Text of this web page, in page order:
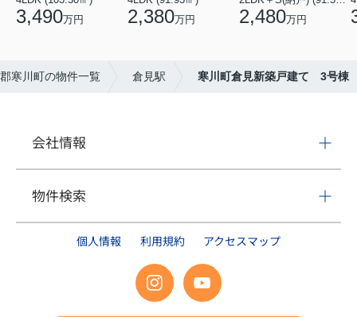
3,490万円 2,380万円 2,480万円
寒川町の物件一覧 倉見駅 寒川町倉見新築戸建て 3号棟
会社情報
物件検索
個人情報 利用規約 アクセスマップ